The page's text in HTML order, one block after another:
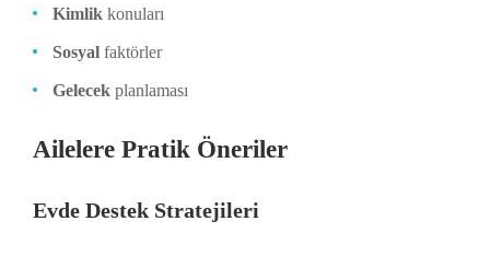
Kimlik konuları
Sosyal faktörler
Gelecek planlaması
Ailelere Pratik Öneriler
Evde Destek Stratejileri